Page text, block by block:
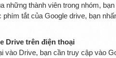
những thành viên trong nhóm,
tắt của Google drive, bạn
Drivetrên điện thoại
Drive, bạn cần truy cập vào